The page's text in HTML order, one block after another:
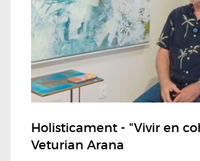
Holisticament - "Vivir en
Veturian Arana